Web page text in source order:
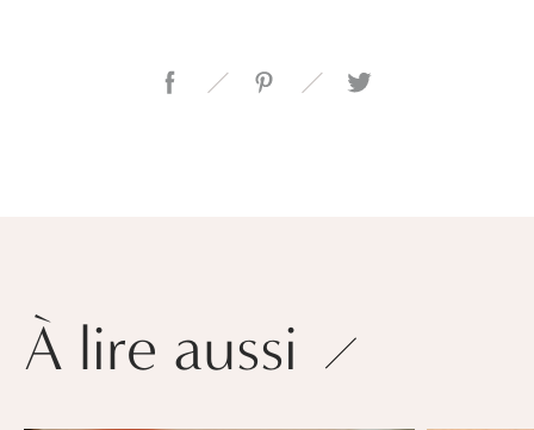
À lire aussi